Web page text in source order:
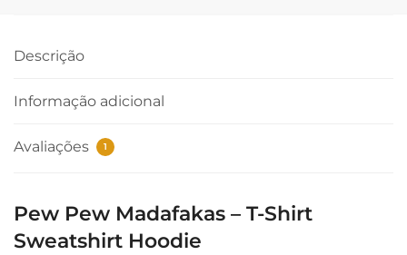
Descrição
Informação adicional
Avaliações 1
Pew Pew Madafakas – T-Shirt
Sweatshirt Hoodie